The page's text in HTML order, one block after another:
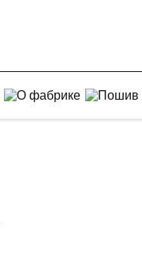
О фабрике Пошив